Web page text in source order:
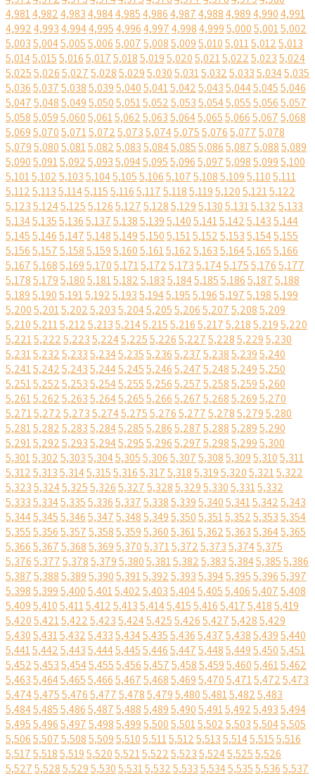
4,9814,9824,9834,9844,9854,9864,9874,9884,9894,9904,991
4,9924,9934,9944,9954,9964,9974,9984,9995,0005,0015,002
5,0035,0045,0055,0065,0075,0085,0095,0105,0115,0125,013
5,0145,0155,0165,0175,0185,0195,0205,0215,0225,0235,024
5,0255,0265,0275,0285,0295,0305,0315,0325,0335,0345,035
5,0365,0375,0385,0395,0405,0415,0425,0435,0445,0455,046
5,0475,0485,0495,0505,0515,0525,0535,0545,0555,0565,057
5,0585,0595,0605,0615,0625,0635,0645,0655,0665,0675,068
5,0695,0705,0715,0725,0735,0745,0755,0765,0775,078
5,0795,0805,0815,0825,0835,0845,0855,0865,0875,0885,089
5,0905,0915,0925,0935,0945,0955,0965,0975,0985,0995,100
5,1015,1025,1035,1045,1055,1065,1075,1085,1095,1105,111
5,1125,1135,1145,1155,1165,1175,1185,1195,1205,1215,122
5,1235,1245,1255,1265,1275,1285,1295,1305,1315,1325,133
5,1345,1355,1365,1375,1385,1395,1405,1415,1425,1435,144
5,1455,1465,1475,1485,1495,1505,1515,1525,1535,1545,155
5,1565,1575,1585,1595,1605,1615,1625,1635,1645,1655,166
5,1675,1685,1695,1705,1715,1725,1735,1745,1755,1765,177
5,1785,1795,1805,1815,1825,1835,1845,1855,1865,1875,188
5,1895,1905,1915,1925,1935,1945,1955,1965,1975,1985,199
5,2005,2015,2025,2035,2045,2055,2065,2075,2085,209
5,2105,2115,2125,2135,2145,2155,2165,2175,2185,2195,220
5,2215,2225,2235,2245,2255,2265,2275,2285,2295,230
5,2315,2325,2335,2345,2355,2365,2375,2385,2395,240
5,2415,2425,2435,2445,2455,2465,2475,2485,2495,250
5,2515,2525,2535,2545,2555,2565,2575,2585,2595,260
5,2615,2625,2635,2645,2655,2665,2675,2685,2695,270
5,2715,2725,2735,2745,2755,2765,2775,2785,2795,280
5,2815,2825,2835,2845,2855,2865,2875,2885,2895,290
5,2915,2925,2935,2945,2955,2965,2975,2985,2995,300
5,3015,3025,3035,3045,3055,3065,3075,3085,3095,3105,311
5,3125,3135,3145,3155,3165,3175,3185,3195,3205,3215,322
5,3235,3245,3255,3265,3275,3285,3295,3305,3315,332
5,3335,3345,3355,3365,3375,3385,3395,3405,3415,3425,343
5,3445,3455,3465,3475,3485,3495,3505,3515,3525,3535,354
5,3555,3565,3575,3585,3595,3605,3615,3625,3635,3645,365
5,3665,3675,3685,3695,3705,3715,3725,3735,3745,375
5,3765,3775,3785,3795,3805,3815,3825,3835,3845,3855,386
5,3875,3885,3895,3905,3915,3925,3935,3945,3955,3965,397
5,3985,3995,4005,4015,4025,4035,4045,4055,4065,4075,408
5,4095,4105,4115,4125,4135,4145,4155,4165,4175,4185,419
5,4205,4215,4225,4235,4245,4255,4265,4275,4285,429
5,4305,4315,4325,4335,4345,4355,4365,4375,4385,4395,440
5,4415,4425,4435,4445,4455,4465,4475,4485,4495,4505,451
5,4525,4535,4545,4555,4565,4575,4585,4595,4605,4615,462
5,4635,4645,4655,4665,4675,4685,4695,4705,4715,4725,473
5,4745,4755,4765,4775,4785,4795,4805,4815,4825,483
5,4845,4855,4865,4875,4885,4895,4905,4915,4925,4935,494
5,4955,4965,4975,4985,4995,5005,5015,5025,5035,5045,505
5,5065,5075,5085,5095,5105,5115,5125,5135,5145,5155,516
5,5175,5185,5195,5205,5215,5225,5235,5245,5255,526
5,5275,5285,5295,5305,5315,5325,5335,5345,5355,5365,537